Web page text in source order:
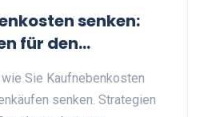
senken:
für den
Märkten
wie Sie Kaufnebenkosten
senken. Strategien